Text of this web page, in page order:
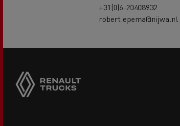
+31(0)6-20408932
robert.epema@nijwa.nl